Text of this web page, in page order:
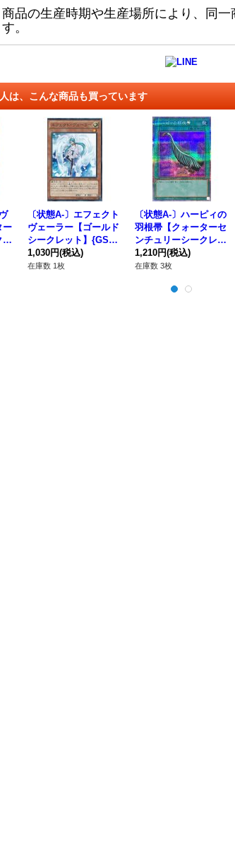
品の生産時期や生産場所により、同
。
は、こんな商品も買っています
ー
レ
〔状態A-〕エフェクト
ヴェーラー【ゴールド
シークレット】{GS05
-JP008}《モンスタ
ー》
1,030円(税込)
在庫数 1枚
〔状態A-〕ハーピィの
羽根帚【クォーターセ
ンチュリーシークレッ
ト】{QCCP-JP127}
《魔法》
1,210円(税込)
在庫数 3枚